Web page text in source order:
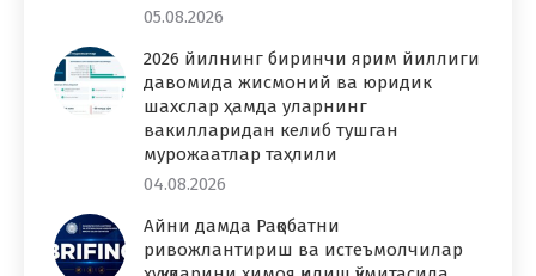
05.08.2026
2026 йилнинг биринчи ярим йиллиги
давомида жисмоний ва юридик
шахслар ҳамда уларнинг
вакилларидан келиб тушган
мурожаатлар таҳлили
04.08.2026
Айни дамда Рақобатни
ривожлантириш ва истеъмолчилар